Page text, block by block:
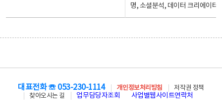
명, 소셜분석, 데이터 크리에이터
대표전화 ☏ 053-230-1114 개인정보처리방침
저작권 정책
찾아오시는 길
업무담당자조회 사업별웹사이트연락처